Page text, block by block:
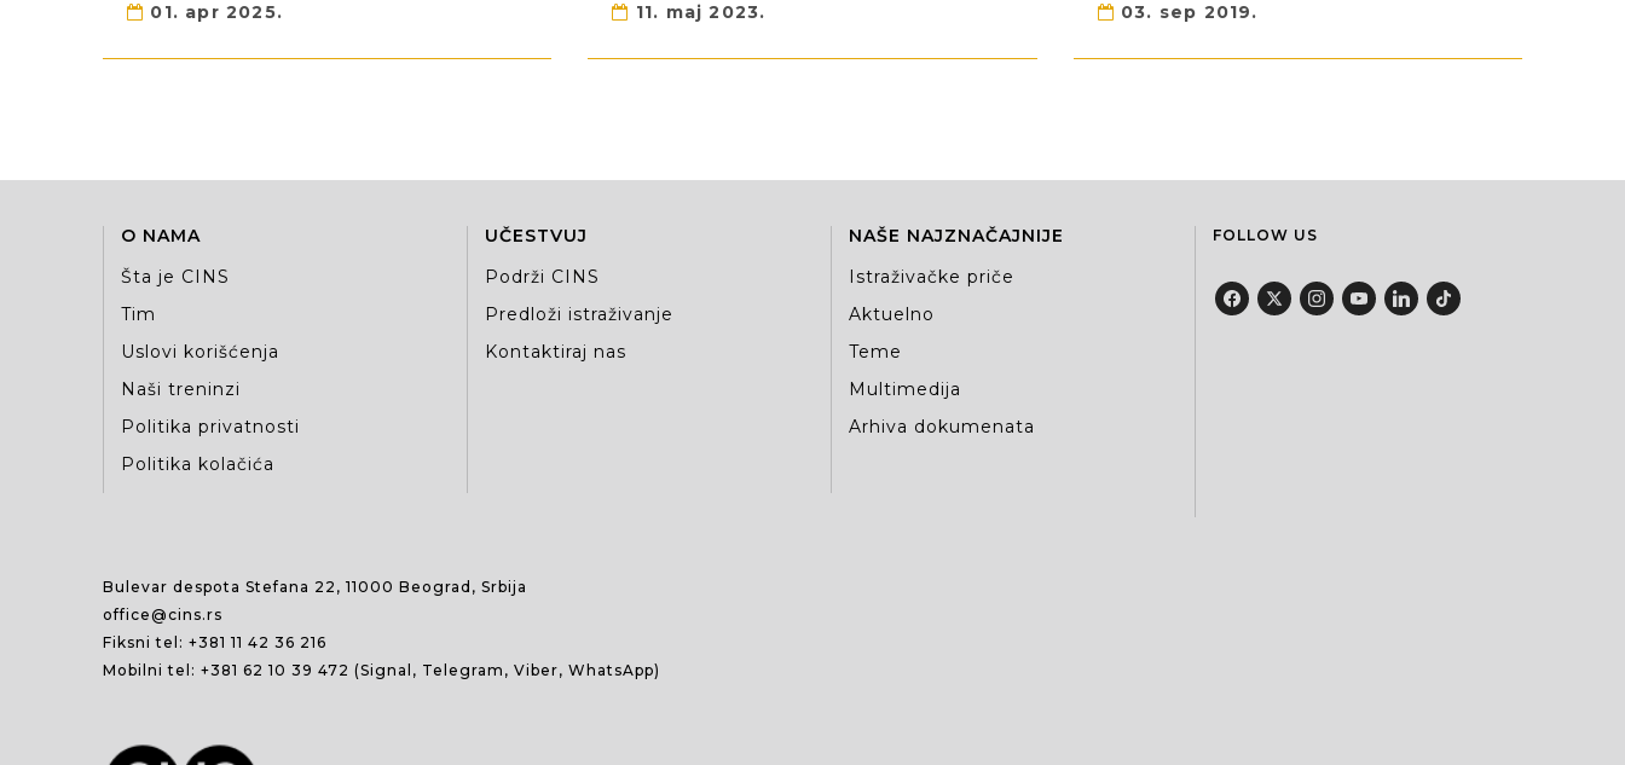
01. apr 2025. 11. maj 2023. 03. sep 2019.
O NAMA
Šta je CINS
Tim
Uslovi korišćenja
Naši treninzi
Politika privatnosti
Politika kolačića
UČESTVUJ
Podrži CINS
Predloži istraživanje
Kontaktiraj nas
NAŠE NAJZNAČAJNIJE
Istraživačke priče
Aktuelno
Teme
Multimedija
Arhiva dokumenata
FOLLOW US
Bulevar despota Stefana 22, 11000 Beograd, Srbija
office@cins.rs
Fiksni tel: +381 11 42 36 216
Mobilni tel: +381 62 10 39 472 (Signal, Telegram, Viber, WhatsApp)